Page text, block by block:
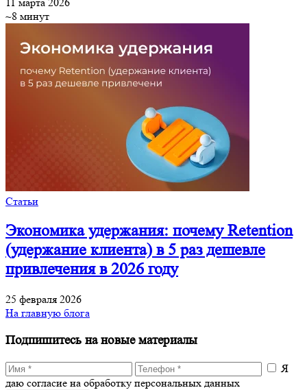
~8 минут
Статьи
Экономика удержания: почему Retention
(удержание клиента) в 5 раз дешевле
привлечения в 2026 году
25 февраля 2026
На главную блога
Подпишитесь на новые материалы
Я
даю согласие на обработку персональных данных